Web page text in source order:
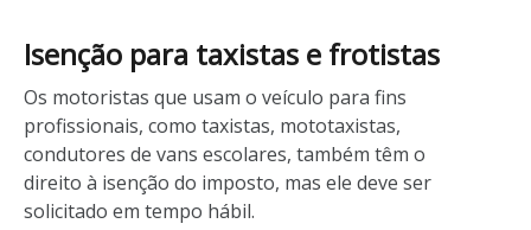
Isenção para taxistas e frotistas
Os motoristas que usam o veículo para fins
profissionais, como taxistas, mototaxistas,
condutores de vans escolares, também têm o
direito à isenção do imposto, mas ele deve ser
solicitado em tempo hábil.